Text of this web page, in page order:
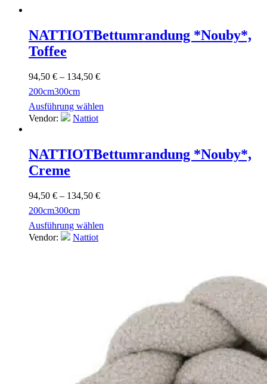
NATTIOTBettumrandung *Nouby*,
Toffee
94,50 € – 134,50 €
200cm300cm
Ausführung wählen
Vendor:
Nattiot
NATTIOTBettumrandung *Nouby*,
Creme
94,50 € – 134,50 €
200cm300cm
Ausführung wählen
Vendor:
Nattiot